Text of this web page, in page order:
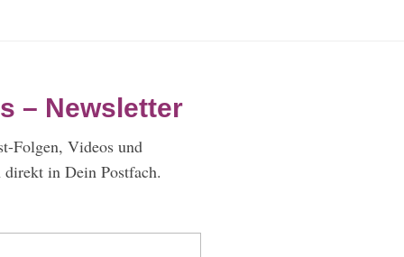
– Newsletter
Folgen, Videos und
in Dein Postfach.